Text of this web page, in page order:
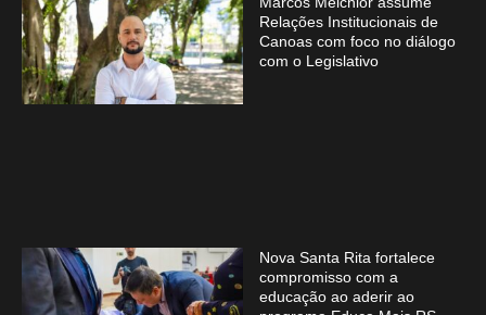
Relações Institucionais de
Canoas com foco no diálogo
com o Legislativo
Nova Santa Rita fortalece
compromisso com a
educação ao aderir ao